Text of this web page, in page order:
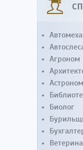
Агроном
Астроном
Биолог